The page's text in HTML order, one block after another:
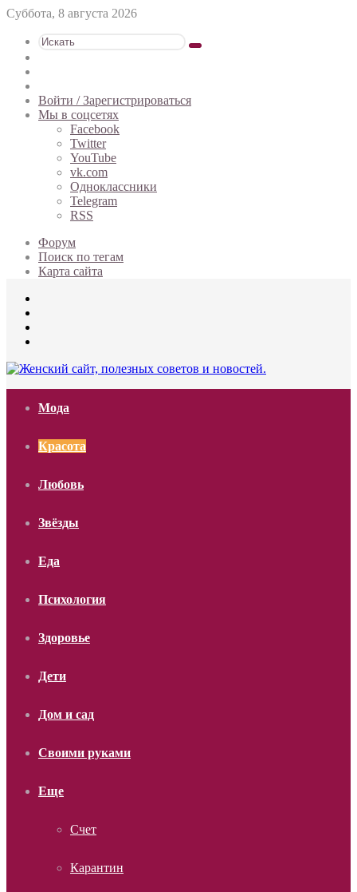
Суббота, 8 августа 2026
Искать
статья
Войти / Зарегистрироваться
Мы в соцсетях
Facebook
Twitter
YouTube
vk.com
Одноклассники
Telegram
RSS
Форум
Поиск по тегам
Карта сайта
Мода
Красота
Любовь
Звёзды
Еда
Психология
Здоровье
Дети
Дом и сад
Своими руками
Еще
Счет
Карантин